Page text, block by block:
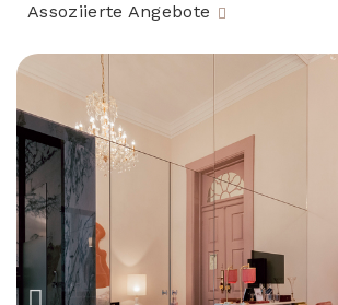
Assoziierte Angebote